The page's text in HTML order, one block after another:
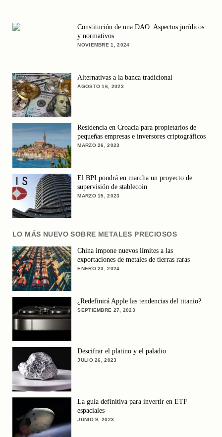
Constitución de una DAO: Aspectos jurídicos
y normativos
NOVIEMBRE 1, 2024
Alternativas a la banca tradicional
AGOSTO 16, 2023
Residencia en Croacia para propietarios de
pequeñas empresas e inversores criptográficos
MARZO 26, 2023
El BPI pondrá en marcha un proyecto de
supervisión de stablecoin
MARZO 15, 2023
LO MÁS NUEVO SOBRE METALES PRECIOSOS
China impone nuevos límites a las
exportaciones de metales de tierras raras
ENERO 23, 2024
¿Redefinirá Apple las tendencias del titanio?
SEPTIEMBRE 27, 2023
Descifrar el platino y el paladio
JULIO 26, 2023
La guía definitiva para invertir en ETF
espaciales
JUNIO 9, 2023